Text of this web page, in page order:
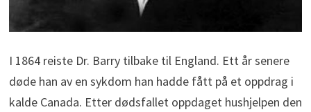
I 1864 reiste Dr. Barry tilbake til England. Ett år senere
døde han av en sykdom han hadde fått på et oppdrag i
kalde Canada. Etter dødsfallet oppdaget hushjelpen den